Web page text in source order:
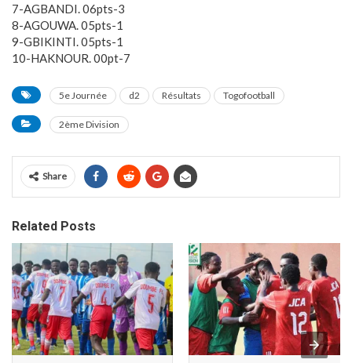
7-AGBANDI. 06pts-3
8-AGOUWA. 05pts-1
9-GBIKINTI. 05pts-1
10-HAKNOUR. 00pt-7
5e Journée d2 Résultats Togofootball
2ème Division
Share
Related Posts